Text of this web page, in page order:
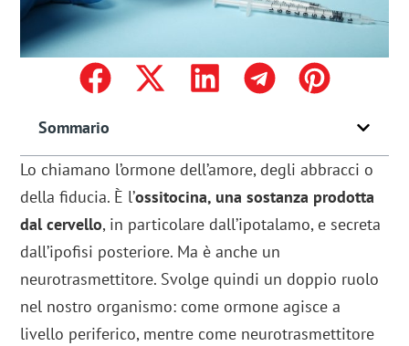
Sommario
Lo chiamano l’ormone dell’amore, degli abbracci o
della fiducia. È l’ossitocina, una sostanza prodotta
dal cervello, in particolare dall’ipotalamo, e secreta
dall’ipofisi posteriore. Ma è anche un
neurotrasmettitore. Svolge quindi un doppio ruolo
nel nostro organismo: come ormone agisce a
livello periferico, mentre come neurotrasmettitore